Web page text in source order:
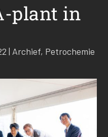
plant in
| Archief, Petrochemie